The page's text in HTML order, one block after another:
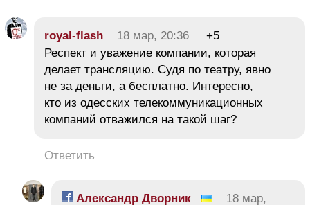
royal-flash 18 мар, 20:36
+5
Респект и уважение компании, которая
делает трансляцию. Судя по театру, явно
не за деньги, а бесплатно. Интересно,
кто из одесских телекоммуникационных
компаний отважился на такой шаг?
Ответить
Александр Дворник 18 мар,